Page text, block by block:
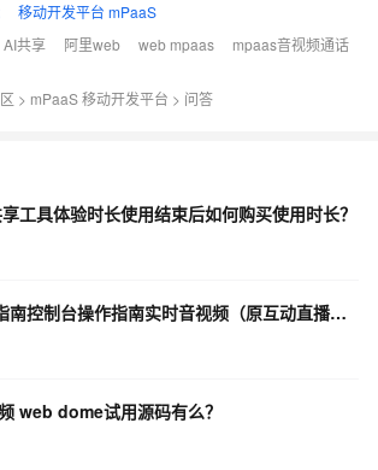
移动开发平台 mPaaS
AI共享 阿里web web mpaas
mpaas音视频通话
> mPaaS 移动开发平台 > 问答
工具体验时长使用结束后如何购买使用时长？
首页视频直播操作指南控制台操作指南实时音视频（原互动直播）Web Demo试用，需要完成什么操作？
web dome试用源码有么？